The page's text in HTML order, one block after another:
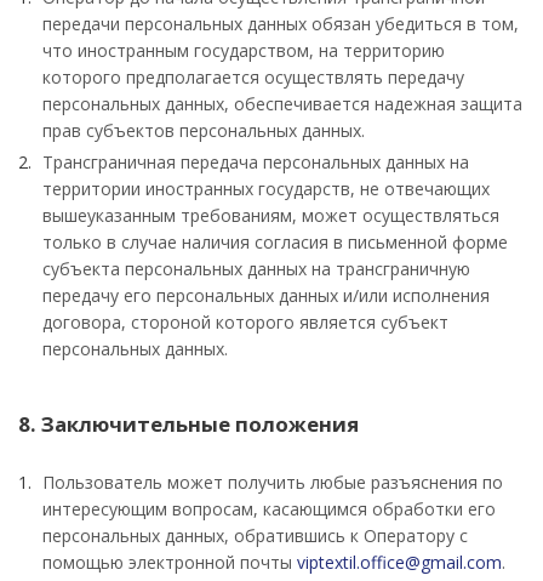
передачи персональных данных обязан убедиться в том,
что иностранным государством, на территорию
которого предполагается осуществлять передачу
персональных данных, обеспечивается надежная защита
прав субъектов персональных данных.
Трансграничная передача персональных данных на
территории иностранных государств, не отвечающих
вышеуказанным требованиям, может осуществляться
только в случае наличия согласия в письменной форме
субъекта персональных данных на трансграничную
передачу его персональных данных и/или исполнения
договора, стороной которого является субъект
персональных данных.
8. Заключительные положения
Пользователь может получить любые разъяснения по
интересующим вопросам, касающимся обработки его
персональных данных, обратившись к Оператору с
помощью электронной почты viptextil.office@gmail.com.